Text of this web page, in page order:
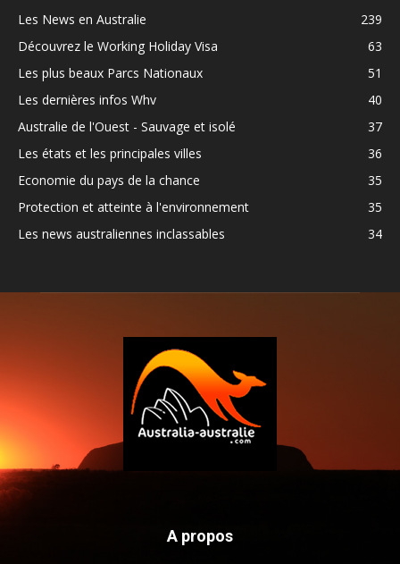
Les News en Australie
239
Découvrez le Working Holiday Visa
63
Les plus beaux Parcs Nationaux
51
Les dernières infos Whv
40
Australie de l'Ouest - Sauvage et isolé
37
Les états et les principales villes
36
Economie du pays de la chance
35
Protection et atteinte à l'environnement
35
Les news australiennes inclassables
34
A propos